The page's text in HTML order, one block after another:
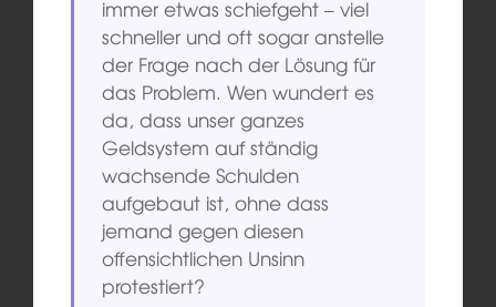
immer etwas schiefgeht – viel
schneller und oft sogar anstelle
der Frage nach der Lösung für
das Problem. Wen wundert es
da, dass unser ganzes
Geldsystem auf ständig
wachsende Schulden
aufgebaut ist, ohne dass
jemand gegen diesen
offensichtlichen Unsinn
protestiert?